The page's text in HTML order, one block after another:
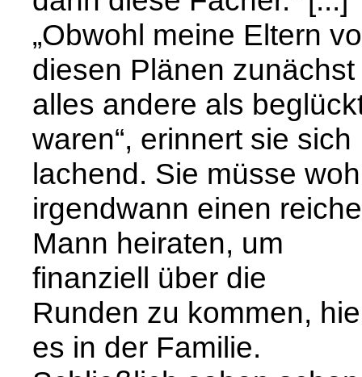
„Obwohl meine Eltern
diesen Plänen zunächst
alles andere als
waren“, erinnert sie sich
lachend. Sie müsse
irgendwann einen
Mann heiraten, um
finanziell über die
Runden zu kommen,
es in der Familie.